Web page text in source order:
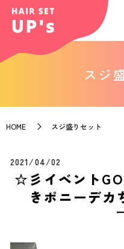
スジ
HOME スジ盛りセット
2021/04/02
☆彡イベント
きポニーデ